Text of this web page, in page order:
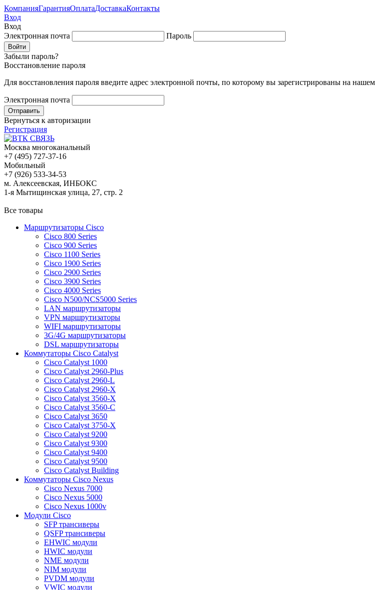
КомпанияГарантияОплатаДоставкаКонтакты
Вход
Вход
Электронная почта
Пароль
Забыли пароль?
Восстановление пароля
Для восстановления пароля введите адрес электронной почты, по которому вы зарегистрированы на
Электронная почта
Вернуться к авторизации
Регистрация
Москва многоканальный
+7 (495) 727-37-16
Мобильный
+7 (926) 533-34-53
м. Алексеевская, ИНБОКС
1-я Мытищинская улица, 27, стр. 2
Все товары
Маршрутизаторы Cisco
Cisco 800 Series
Cisco 900 Series
Cisco 1100 Series
Cisco 1900 Series
Cisco 2900 Series
Cisco 3900 Series
Cisco 4000 Series
Cisco N500/NCS5000 Series
LAN маршрутизаторы
VPN маршрутизаторы
WIFI маршрутизаторы
3G/4G маршрутизаторы
DSL маршрутизаторы
Коммутаторы Cisco Catalyst
Cisco Catalyst 1000
Cisco Catalyst 2960-Plus
Cisco Catalyst 2960-L
Cisco Catalyst 2960-X
Cisco Catalyst 3560-X
Cisco Catalyst 3560-C
Cisco Catalyst 3650
Cisco Catalyst 3750-X
Cisco Catalyst 9200
Cisco Catalyst 9300
Cisco Catalyst 9400
Cisco Catalyst 9500
Cisco Catalyst Building
Коммутаторы Cisco Nexus
Cisco Nexus 7000
Cisco Nexus 5000
Cisco Nexus 1000v
Модули Cisco
SFP трансиверы
QSFP трансиверы
EHWIC модули
HWIC модули
NME модули
NIM модули
PVDM модули
VWIC модули